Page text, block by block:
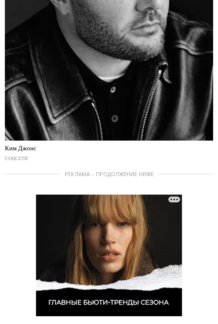
Ким Джонс
СОЦСЕТИ
РЕКЛАМА – ПРОДОЛЖЕНИЕ НИЖЕ